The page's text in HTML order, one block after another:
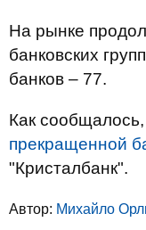
На рынке
банковских
банков – 77.
Как
прекращенной
"Кристалбанк".
Автор: Михайло